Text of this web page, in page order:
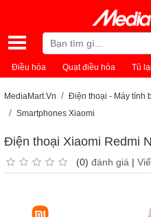
Điều hòa Quạt điều hòa Tủ
MediaMart.Vn Điện thoại - Máy tính
Smartphones Xiaomi
Điện thoại Xiaomi Redmi
(0) đánh giá |